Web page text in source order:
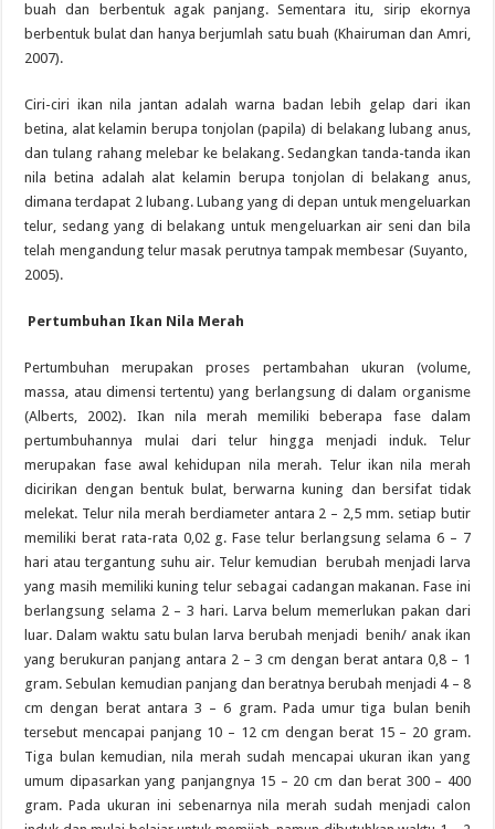
buah dan berbentuk agak panjang. Sementara itu, sirip ekornya
berbentuk bulat dan hanya berjumlah satu buah (Khairuman dan Amri,
2007).
Ciri-ciri ikan nila jantan adalah warna badan lebih gelap dari ikan
betina, alat kelamin berupa tonjolan (papila) di belakang lubang anus,
dan tulang rahang melebar ke belakang. Sedangkan tanda-tanda ikan
nila betina adalah alat kelamin berupa tonjolan di belakang anus,
dimana terdapat 2 lubang. Lubang yang di depan untuk mengeluarkan
telur, sedang yang di belakang untuk mengeluarkan air seni dan bila
telah mengandung telur masak perutnya tampak membesar (Suyanto,
2005).
Pertumbuhan Ikan Nila Merah
Pertumbuhan merupakan proses pertambahan ukuran (volume,
massa, atau dimensi tertentu) yang berlangsung di dalam organisme
(Alberts, 2002). Ikan nila merah memiliki beberapa fase dalam
pertumbuhannya mulai dari telur hingga menjadi induk. Telur
merupakan fase awal kehidupan nila merah. Telur ikan nila merah
dicirikan dengan bentuk bulat, berwarna kuning dan bersifat tidak
melekat. Telur nila merah berdiameter antara 2 – 2,5 mm. setiap butir
memiliki berat rata-rata 0,02 g. Fase telur berlangsung selama 6 – 7
hari atau tergantung suhu air. Telur kemudian berubah menjadi larva
yang masih memiliki kuning telur sebagai cadangan makanan. Fase ini
berlangsung selama 2 – 3 hari. Larva belum memerlukan pakan dari
luar. Dalam waktu satu bulan larva berubah menjadi benih/ anak ikan
yang berukuran panjang antara 2 – 3 cm dengan berat antara 0,8 – 1
gram. Sebulan kemudian panjang dan beratnya berubah menjadi 4 – 8
cm dengan berat antara 3 – 6 gram. Pada umur tiga bulan benih
tersebut mencapai panjang 10 – 12 cm dengan berat 15 – 20 gram.
Tiga bulan kemudian, nila merah sudah mencapai ukuran ikan yang
umum dipasarkan yang panjangnya 15 – 20 cm dan berat 300 – 400
gram. Pada ukuran ini sebenarnya nila merah sudah menjadi calon